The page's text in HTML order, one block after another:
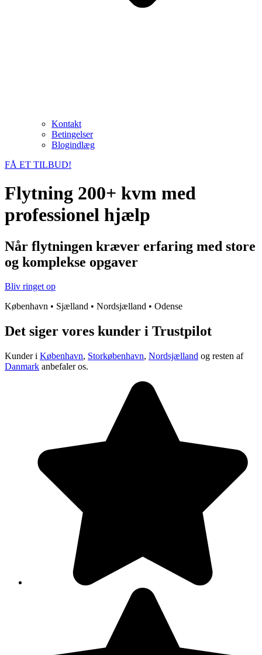
Kontakt
Betingelser
Blogindlæg
FÅ ET TILBUD!
Flytning 200+ kvm med
professionel hjælp
Når flytningen kræver erfaring med store
og komplekse opgaver
Bliv ringet op
København • Sjælland • Nordsjælland • Odense
Det siger vores kunder i Trustpilot
Kunder i København, Storkøbenhavn, Nordsjælland og resten af
Danmark anbefaler os.